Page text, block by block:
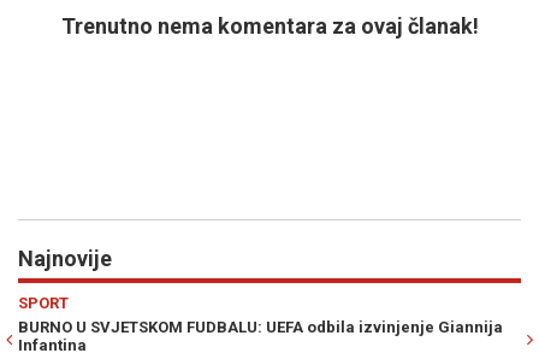
Trenutno nema komentara za ovaj članak!
Najnovije
Giannija
"SVE BIH PONOVILA": Direktorica koja je potpisala